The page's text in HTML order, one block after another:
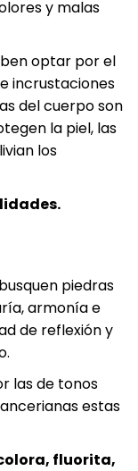
y malas
optar por el
incrustaciones
del cuerpo son
la piel, las
los
piedras
armonía e
de reflexión y
las de tonos
estas
fluorita,